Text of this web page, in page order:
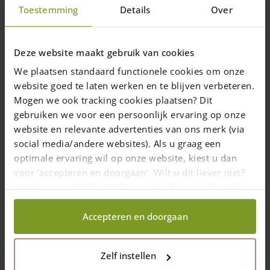
Toestemming Details Over
Deze website maakt gebruik van cookies
We plaatsen standaard functionele cookies om onze
website goed te laten werken en te blijven verbeteren.
Mogen we ook tracking cookies plaatsen? Dit
gebruiken we voor een persoonlijk ervaring op onze
website en relevante advertenties van ons merk (via
social media/andere websites). Als u graag een
optimale ervaring wil op onze website, kiest u dan
voor ‘accepteren en doorgaan'. Wilt u dit liever niet?
Kies dan voor ‘zelf instellen’ en geef aan welke cookies
wij wel mogen verzamelen.
Accepteren en doorgaan
Zelf instellen
300, 350, 400, 500 et 600 (cm)
Mesuré sur le côté le plus fin
From6,00€
1-7 semaines
Choix des options
Ce
produit
a
plusieurs
variations.
Les
options
choisies